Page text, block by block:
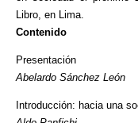
Libro, en Lima.
Contenido
Presentación
Abelardo Sánchez León
Introducción: hacia una